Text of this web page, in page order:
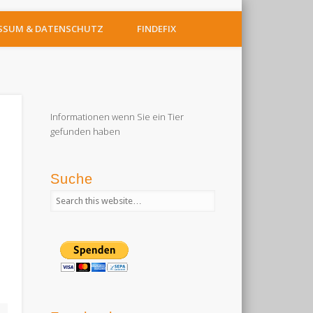
& DATENSCHUTZ FINDEFIX
Informationen wenn Sie ein Tier
gefunden haben
Suche